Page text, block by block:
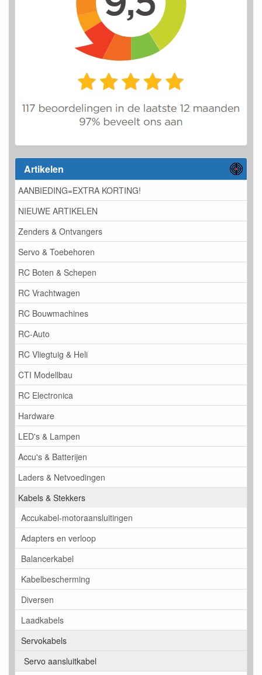
Artikelen
AANBIEDING=EXTRA KORTING!
NIEUWE ARTIKELEN
Zenders & Ontvangers
Servo & Toebehoren
RC Boten & Schepen
RC Vrachtwagen
RC Bouwmachines
RC-Auto
RC Vliegtuig & Heli
CTI Modellbau
RC Electronica
Hardware
LED's & Lampen
Accu's & Batterijen
Laders & Netvoedingen
Kabels & Stekkers
Accukabel-motoraansluitingen
Adapters en verloop
Balancerkabel
Kabelbescherming
Diversen
Laadkabels
Servokabels
Servo aansluitkabel